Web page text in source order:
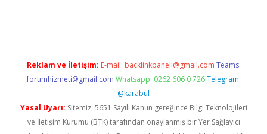
Reklam ve İletişim: E-mail: backlinkpaneli@gmail.com Teams:
forumhizmeti@gmail.com Whatsapp: 0262 606 0 726 Telegram:
@karabul
Yasal Uyarı: Sitemiz, 5651 Sayılı Kanun gereğince Bilgi Teknolojileri
ve İletişim Kurumu (BTK) tarafından onaylanmış bir Yer Sağlayıcı